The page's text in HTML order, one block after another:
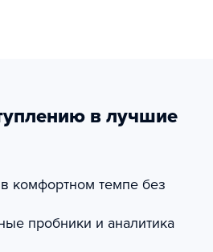
в лучшие
комфортном темпе без
пробники и аналитика